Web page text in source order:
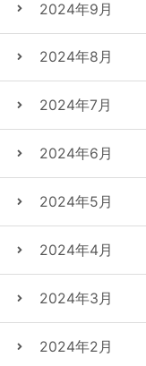
2024年9月
2024年8月
2024年7月
2024年6月
2024年5月
2024年4月
2024年3月
2024年2月